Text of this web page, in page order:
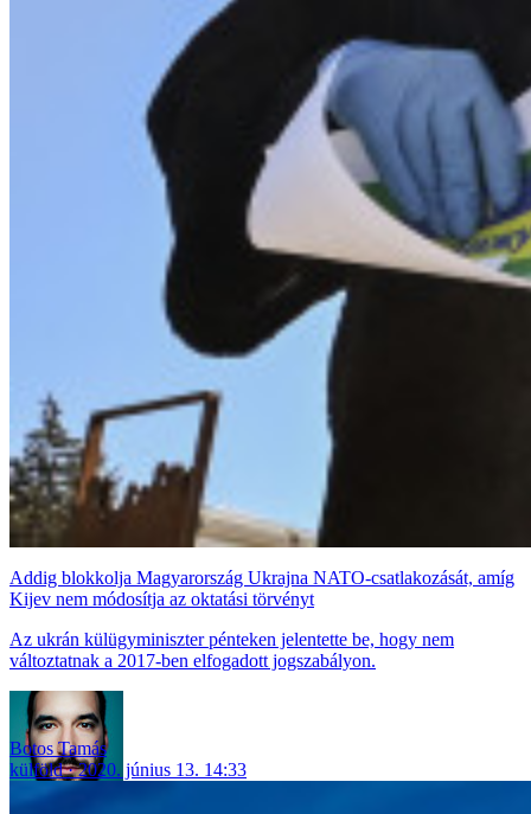
Addig blokkolja Magyarország Ukrajna NATO-csatlakozását, amíg
Kijev nem módosítja az oktatási törvényt
Az ukrán külügyminiszter pénteken jelentette be, hogy nem
változtatnak a 2017-ben elfogadott jogszabályon.
Botos Tamás
külföld
2020. június 13. 14:33